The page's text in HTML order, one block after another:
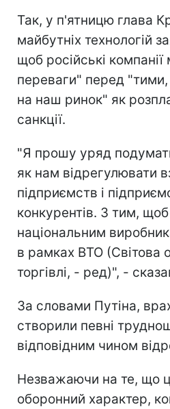
Так, у п'ятницю глава
майбутніх технологій
щоб російські компанії
переваги" перед "тими,
на наш ринок" як
санкції.
"Я прошу уряд
як нам відрегулювати
підприємств і
конкурентів. З тим,
національним
в рамках ВТО (Світова
торгівлі, - ред)", -
За словами Путіна,
створили певні
відповідним чином
Незважаючи на те, що
оборонний характер,